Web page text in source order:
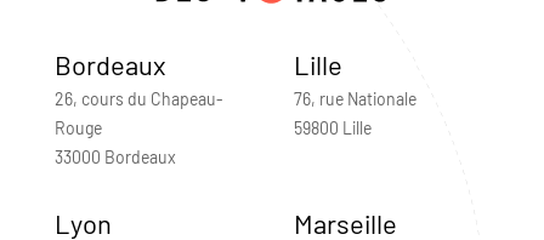
Bordeaux
26, cours du Chapeau-
Rouge
33000 Bordeaux
Lille
76, rue Nationale
59800 Lille
Lyon Marseille